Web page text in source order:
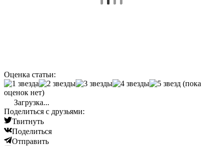
Оценка статьи:
(пока
оценок нет)
Загрузка...
Поделиться с друзьями:
Твитнуть
Поделиться
Отправить